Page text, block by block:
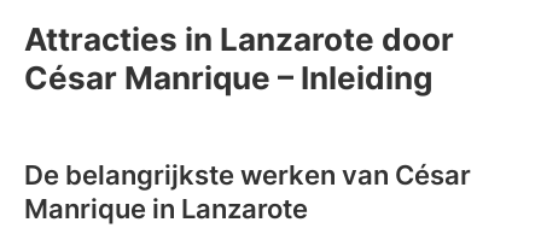
Attracties in Lanzarote door
César Manrique – Inleiding
De belangrijkste werken van César
Manrique in Lanzarote